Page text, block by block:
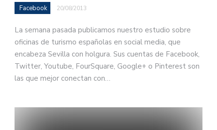
Facebook 20/08/2013
La semana pasada publicamos nuestro estudio sobre
oficinas de turismo españolas en social media, que
encabeza Sevilla con holgura. Sus cuentas de Facebook,
Twitter, Youtube, FourSquare, Google+ o Pinterest son
las que mejor conectan con…